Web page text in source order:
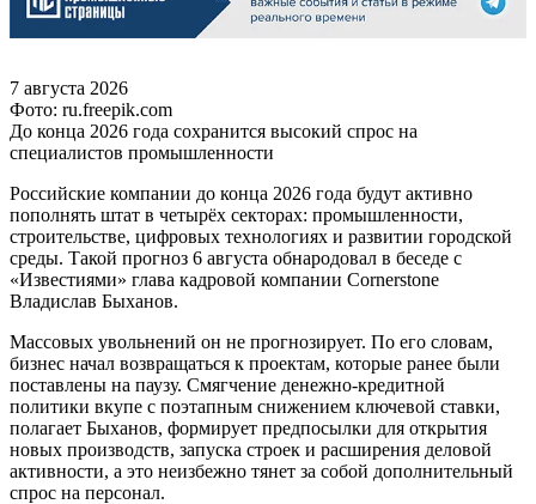
7 августа 2026
Фото: ru.freepik.com
До конца 2026 года сохранится высокий спрос на
специалистов промышленности
Российские компании до конца 2026 года будут активно
пополнять штат в четырёх секторах: промышленности,
строительстве, цифровых технологиях и развитии городской
среды. Такой прогноз 6 августа обнародовал в беседе с
«Известиями» глава кадровой компании Cornerstone
Владислав Быханов.
Массовых увольнений он не прогнозирует. По его словам,
бизнес начал возвращаться к проектам, которые ранее были
поставлены на паузу. Смягчение денежно-кредитной
политики вкупе с поэтапным снижением ключевой ставки,
полагает Быханов, формирует предпосылки для открытия
новых производств, запуска строек и расширения деловой
активности, а это неизбежно тянет за собой дополнительный
спрос на персонал.